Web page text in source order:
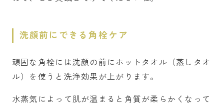
洗顔前にできる角栓ケア
頑固な角栓には洗顔の前にホットタオル（蒸しタオ
ル）を使うと洗浄効果が上がります。
水蒸気によって肌が温まると角質が柔らかくなって